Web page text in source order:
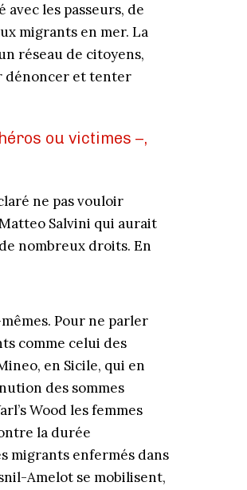
les passeurs, de
migrants en mer. La
réseau de citoyens,
dénoncer et tenter
ou victimes –,
ne pas vouloir
Salvini qui aurait
nombreux droits. En
Pour ne parler
comme celui des
en Sicile, qui en
des sommes
Wood les femmes
la durée
migrants enfermés dans
Amelot se mobilisent,